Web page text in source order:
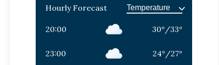
Hourly Forecast
20:00 30° /33°
23:00 24° /27°